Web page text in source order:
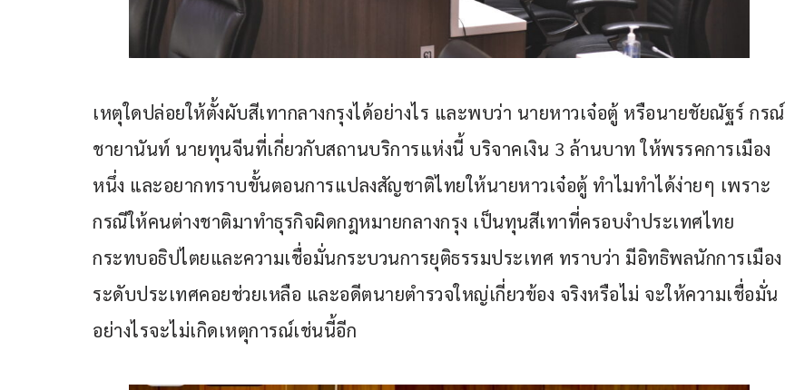
เหตุใดปล่อยให้ตั้งผับสีเทากลางกรุงได้อย่างไร และพบว่า นายหาวเจ๋อตู้ หรือนายชัยณัฐร์ กรณ์
ชายานันท์ นายทุนจีนที่เกี่ยวกับสถานบริการแห่งนี้ บริจาคเงิน 3 ล้านบาท ให้พรรคการเมือง
หนึ่ง และอยากทราบขั้นตอนการแปลงสัญชาติไทยให้นายหาวเจ๋อตู้ ทำไมทำได้ง่ายๆ เพราะ
กรณีให้คนต่างชาติมาทำธุรกิจผิดกฎหมายกลางกรุง เป็นทุนสีเทาที่ครอบงำประเทศไทย
กระทบอธิปไตยและความเชื่อมั่นกระบวนการยุติธรรมประเทศ ทราบว่า มีอิทธิพลนักการเมือง
ระดับประเทศคอยช่วยเหลือ และอดีตนายตำรวจใหญ่เกี่ยวข้อง จริงหรือไม่ จะให้ความเชื่อมั่น
อย่างไรจะไม่เกิดเหตุการณ์เช่นนี้อีก